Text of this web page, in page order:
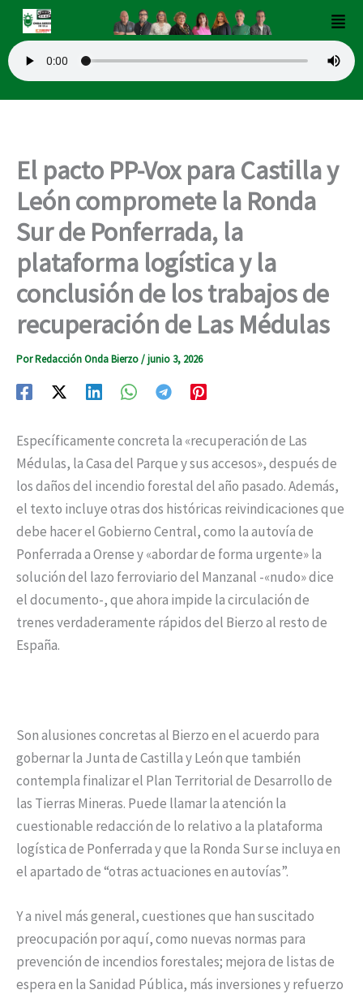
contenido
El pacto PP-Vox para Castilla y
León compromete la Ronda
Sur de Ponferrada, la
plataforma logística y la
conclusión de los trabajos de
recuperación de Las Médulas
PorRedacción Onda Bierzo/junio 3, 2026
Específicamente concreta la «recuperación de Las
Médulas, la Casa del Parque y sus accesos», después de
los daños del incendio forestal del año pasado. Además,
el texto incluye otras dos históricas reivindicaciones que
debe hacer el Gobierno Central, como la autovía de
Ponferrada a Orense y «abordar de forma urgente» la
solución del lazo ferroviario del Manzanal -«nudo» dice
el documento-, que ahora impide la circulación de
trenes verdaderamente rápidos del Bierzo al resto de
España.
Son alusiones concretas al Bierzo en el acuerdo para
gobernar la Junta de Castilla y León que también
contempla finalizar el Plan Territorial de Desarrollo de
las Tierras Mineras. Puede llamar la atención la
cuestionable redacción de lo relativo a la plataforma
logística de Ponferrada y que la Ronda Sur se incluya en
el apartado de “otras actuaciones en autovías”.
Y a nivel más general, cuestiones que han suscitado
preocupación por aquí, como nuevas normas para
prevención de incendios forestales; mejora de listas de
espera en la Sanidad Pública, más inversiones y refuerzo